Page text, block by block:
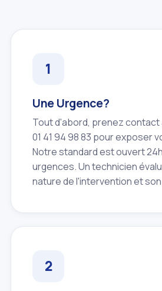
Une Urgence?
Tout d'abord, prenez contact
01 41 94 98 83 pour exposer
Notre standard est ouvert
urgences. Un technicien
nature de l'intervention et son